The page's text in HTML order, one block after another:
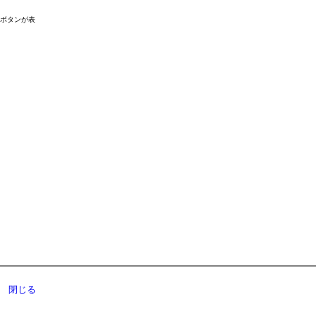
タンが表
閉じる